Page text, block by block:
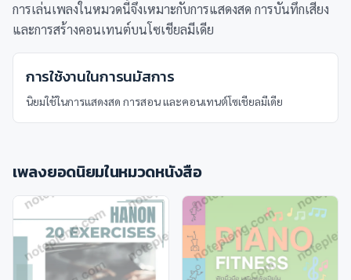
การเล่นเพลงในหมวดนี้จึงเหมาะกับการแสดงสด การบันทึกเสียง
และการสร้างคอนเทนต์บนโซเชียลมีเดีย
การใช้งานในการนมัสการ
นิยมใช้ในการแสดงสด การสอน และคอนเทนต์โซเชียลมีเดีย
เพลงยอดนิยมในหมวดหนังสือ